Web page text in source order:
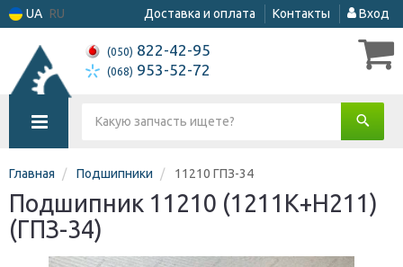
UA RU Доставка и оплата Контакты Вход
(050) 822-42-95
(068) 953-52-72
Главная Подшипники 11210 ГПЗ-34
Подшипник 11210 (1211K+H211)
(ГПЗ-34)